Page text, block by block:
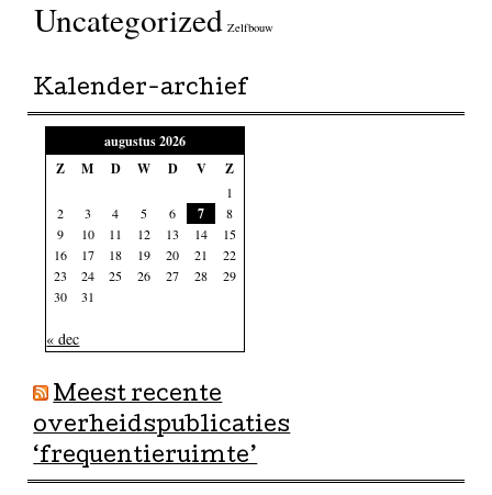
Uncategorized Zelfbouw
Kalender-archief
augustus 2026
Z
M D W D V Z
1
2
3 4 5 6 7
8
9
10 11 12 13 14
15
16
17 18 19 20 21
22
23
24 25 26 27 28
29
30
31
« dec
Meest recente
overheidspublicaties
‘frequentieruimte’